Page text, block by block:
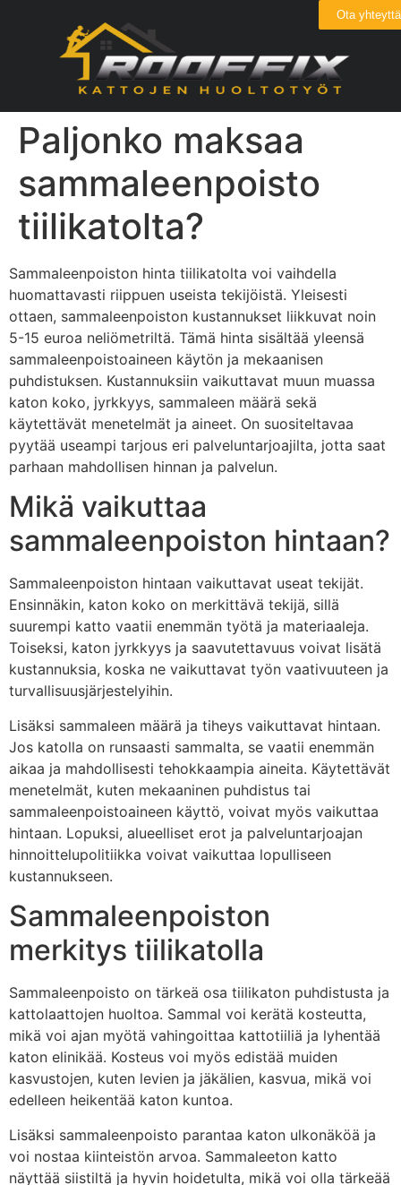
Ota yhteyttä
Paljonko maksaa
sammaleenpoisto
tiilikatolta?
Sammaleenpoiston hinta tiilikatolta voi vaihdella
huomattavasti riippuen useista tekijöistä. Yleisesti
ottaen, sammaleenpoiston kustannukset liikkuvat noin
5-15 euroa neliömetriltä. Tämä hinta sisältää yleensä
sammaleenpoistoaineen käytön ja mekaanisen
puhdistuksen. Kustannuksiin vaikuttavat muun muassa
katon koko, jyrkkyys, sammaleen määrä sekä
käytettävät menetelmät ja aineet. On suositeltavaa
pyytää useampi tarjous eri palveluntarjoajilta, jotta saat
parhaan mahdollisen hinnan ja palvelun.
Mikä vaikuttaa
sammaleenpoiston hintaan?
Sammaleenpoiston hintaan vaikuttavat useat tekijät.
Ensinnäkin, katon koko on merkittävä tekijä, sillä
suurempi katto vaatii enemmän työtä ja materiaaleja.
Toiseksi, katon jyrkkyys ja saavutettavuus voivat lisätä
kustannuksia, koska ne vaikuttavat työn vaativuuteen ja
turvallisuusjärjestelyihin.
Lisäksi sammaleen määrä ja tiheys vaikuttavat hintaan.
Jos katolla on runsaasti sammalta, se vaatii enemmän
aikaa ja mahdollisesti tehokkaampia aineita. Käytettävät
menetelmät, kuten mekaaninen puhdistus tai
sammaleenpoistoaineen käyttö, voivat myös vaikuttaa
hintaan. Lopuksi, alueelliset erot ja palveluntarjoajan
hinnoittelupolitiikka voivat vaikuttaa lopulliseen
kustannukseen.
Sammaleenpoiston
merkitys tiilikatolla
Sammaleenpoisto on tärkeä osa tiilikaton puhdistusta ja
kattolaattojen huoltoa. Sammal voi kerätä kosteutta,
mikä voi ajan myötä vahingoittaa kattotiiliä ja lyhentää
katon elinikää. Kosteus voi myös edistää muiden
kasvustojen, kuten levien ja jäkälien, kasvua, mikä voi
edelleen heikentää katon kuntoa.
Lisäksi sammaleenpoisto parantaa katon ulkonäköä ja
voi nostaa kiinteistön arvoa. Sammaleeton katto
näyttää siistiltä ja hyvin hoidetulta, mikä voi olla tärkeää